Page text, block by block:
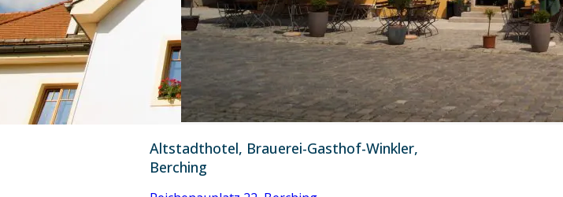
Altstadthotel, Brauerei-Gasthof-Winkler,
Berching